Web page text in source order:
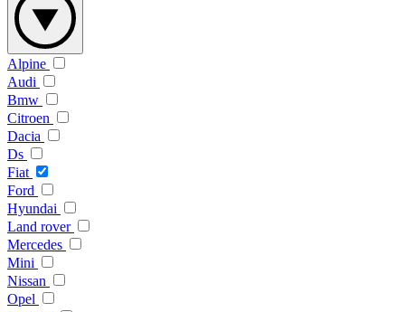
Alpine
Audi
Bmw
Citroen
Dacia
Ds
Fiat
Ford
Hyundai
Land rover
Mercedes
Mini
Nissan
Opel